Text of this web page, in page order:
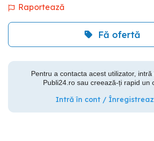
Raportează
Fă ofertă
Pentru a contacta acest utilizator,
Publi24.ro sau creează-ți rapid un
Intră în cont /